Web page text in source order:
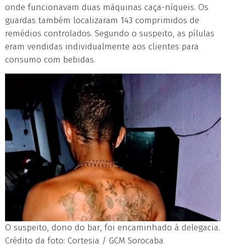
onde funcionavam duas máquinas caça-níqueis. Os
guardas também localizaram 143 comprimidos de
remédios controlados. Segundo o suspeito, as pílulas
eram vendidas individualmente aos clientes para
consumo com bebidas.
O suspeito, dono do bar, foi encaminhado à delegacia.
Crédito da foto: Cortesia / GCM Sorocaba